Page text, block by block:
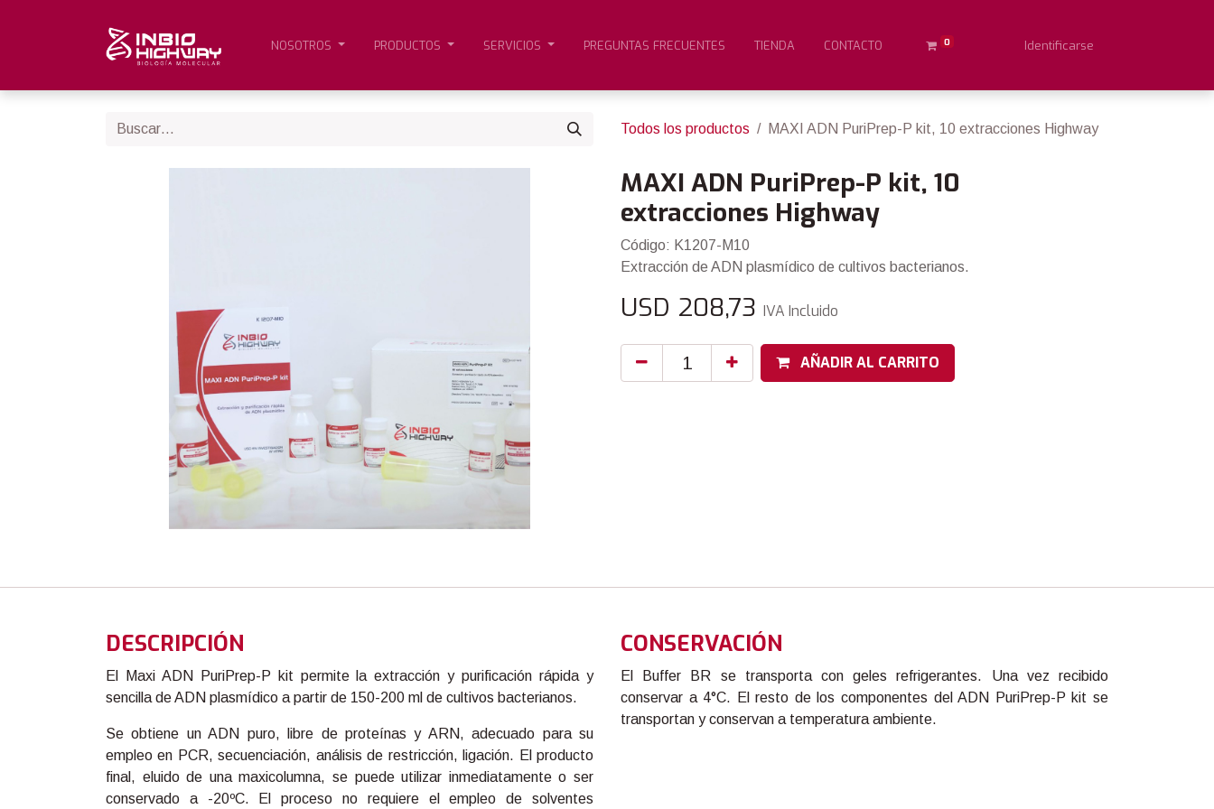
NOSOTROS PRODUCTOS SERVICIOS PREGUNTAS FRECUENTES TIENDA CONTACTO 0 Identificarse
Todos los productos MAXI ADN PuriPrep-P kit, 10 extracciones Highway
MAXI ADN PuriPrep-P kit, 10
extracciones Highway
Código: K1207-M10
Extracción de ADN plasmídico de cultivos bacterianos.
USD 208,73 IVA Incluido
AÑADIR AL CARRITO
DESCRIPCIÓN
El Maxi ADN PuriPrep-P kit permite la extracción y purificación rápida y
sencilla de ADN plasmídico a partir de 150-200 ml de cultivos bacterianos.
Se obtiene un ADN puro, libre de proteínas y ARN, adecuado para su
empleo en PCR, secuenciación, análisis de restricción, ligación. El producto
final, eluido de una maxicolumna, se puede utilizar inmediatamente o ser
conservado a -20ºC. El proceso no requiere el empleo de solventes
CONSERVACIÓN
El Buffer BR se transporta con geles refrigerantes. Una vez recibido
conservar a 4°C. El resto de los componentes del ADN PuriPrep-P kit se
transportan y conservan a temperatura ambiente.